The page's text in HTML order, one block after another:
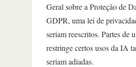
Geral sobre a Proteção de
GDPR, uma lei de
seriam reescritos. Partes de
restringe certos usos da IA
seriam adiadas.